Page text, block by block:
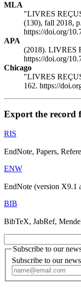
MLA
"LIVRES
(130), fall 2018,
https://doi.org/
APA
(2018). LIVRES
https://doi.org/
Chicago
"LIVRES
162. https://
Export the record
RIS
EndNote, Papers,
ENW
EndNote (version X9.1
BIB
BibTeX, JabRef,
Subscribe to our
Subscribe to our